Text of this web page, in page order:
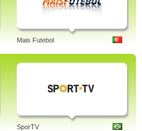
Mais Futebol
SporTV